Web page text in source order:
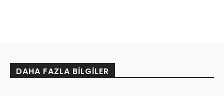
DAHA FAZLA BILGILER